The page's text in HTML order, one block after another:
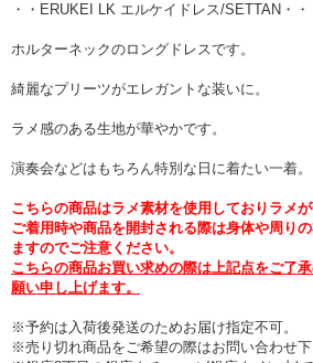
・・ERUKEI LK エルケイドレス/SETTAN・・
ホルターネックのロングドレスです。
綺麗なプリーツがエレガントな装いに。
ラメ感のある生地が華やかです。
演奏会などはもちろん特別な日に着たい一着。
こちらの商品はラメ素材を使用しておりラメ
ご着用時や商品を開封される際は身体や周り
ますのでご注意ください。
こちらの商品お買い求めの際は上記点をご了
願い申し上げます。
※予約は入荷後発送のためお届け指定不可。
※売り切れ商品をご希望の際はお問い合わせ